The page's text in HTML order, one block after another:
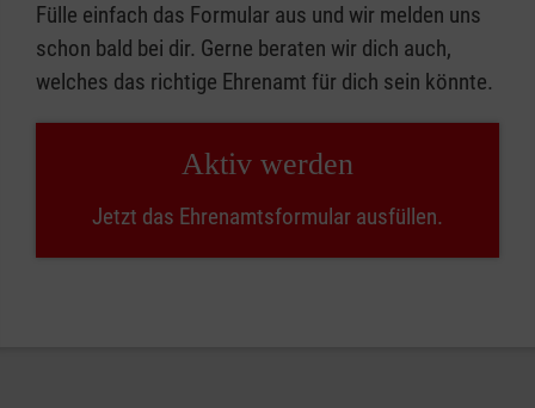
Fülle einfach das Formular aus und wir melden uns
schon bald bei dir. Gerne beraten wir dich auch,
welches das richtige Ehrenamt für dich sein könnte.
Aktiv werden
Jetzt das Ehrenamtsformular ausfüllen.